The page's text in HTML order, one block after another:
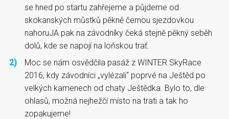
se hned po startu zahřejeme a půjdeme od
skokanských můstků pěkně černou sjezdovkou
nahoruJA pak na závodníky čeká stejně pěkný seběh
dolů, kde se napojí na loňskou trať.
Moc se nám osvědčila pasáž z WINTER SkyRace
2016, kdy závodníci „vylézali“ poprvé na Ještěd po
velkých kamenech od chaty Ještědka. Bylo to, dle
ohlasů, možná nejhežčí místo na trati a tak ho
zopakujeme!